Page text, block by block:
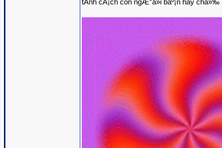
tÃ­nh cÃ¡ch con ngÆ°á»i báº¡n hay chá»‰